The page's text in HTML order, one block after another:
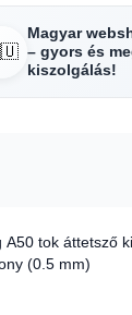
Magyar
– gyors és
kiszolgálás!
A50 tok áttetsző
(0.5 mm)